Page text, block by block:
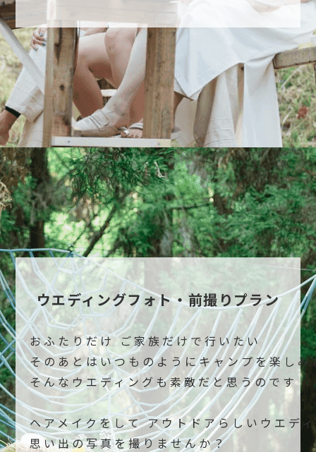
ウエディングフォト・前撮りプラン
おふたりだけ ご家族だけで行いたい
そのあとはいつものようにキャンプを楽しみ
そんなウエディングも素敵だと思うのです
ヘアメイクをして アウトドアらしいウエデ
思い出の写真を撮りませんか？